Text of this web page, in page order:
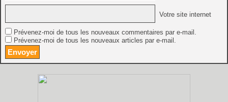
Votre site internet
Prévenez-moi de tous les nouveaux commentaires par e-mail.
Prévenez-moi de tous les nouveaux articles par e-mail.